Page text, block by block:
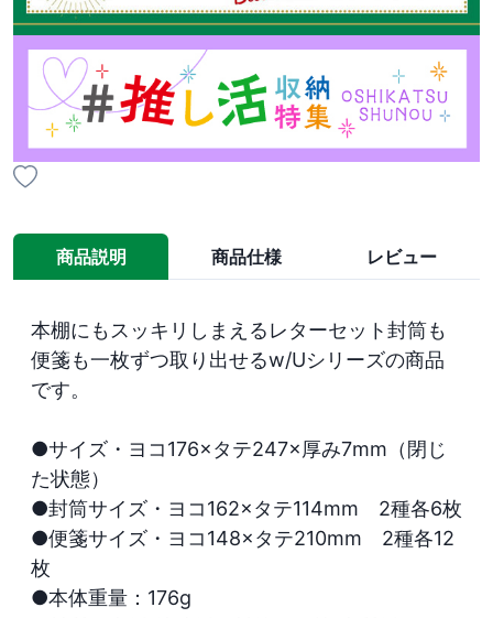
商品説明 商品仕様 レビュー
本棚にもスッキリしまえるレターセット封筒も
便箋も一枚ずつ取り出せるw/Uシリーズの商品
です。
●サイズ・ヨコ176×タテ247×厚み7mm（閉じ
た状態）
●封筒サイズ・ヨコ162×タテ114mm　2種各6枚
●便箋サイズ・ヨコ148×タテ210mm　2種各12
枚
●本体重量：176g